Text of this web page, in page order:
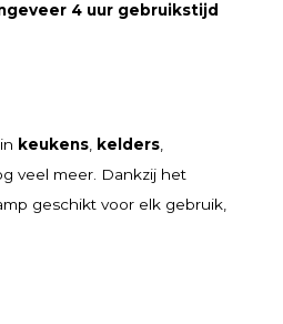
4 uur gebruikstijd
keukens kelders
veel meer. Dankzij het
geschikt voor elk gebruik,